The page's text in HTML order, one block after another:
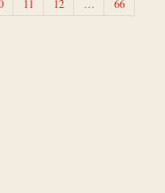
11 12 …
66